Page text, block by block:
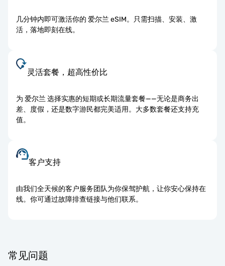
几分钟内即可激活你的 爱尔兰 eSIM。只需扫描、安装、激
活，落地即刻在线。
灵活套餐，超高性价比
为 爱尔兰 选择实惠的短期或长期流量套餐——无论是商务出
差、度假，还是数字游民都完美适用。大多数套餐还支持充
值。
客户支持
由我们全天候的客户服务团队为你保驾护航，让你安心保持在
线。你可通过故障排查链接与他们联系。
常见问题